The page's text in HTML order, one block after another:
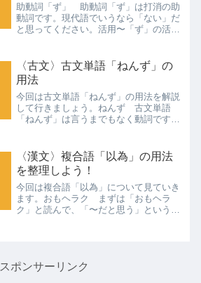
助動詞「ず」 助動詞「ず」は打消の助
動詞です。現代語でいうなら「ない」だ
と思ってください。活用〜「ず」の活
本活用と補助活用があります。通常時は
本活用ですが、補助活用は...
〈古文〉古文単語「ねんず」の
用法
今回は古文単語「ねんず」の用法を解説
して行きましょう。ねんず 古文単語
「ねんず」は言うまでもなく動詞です
す。「念願」なんていう単語ありますよ
ね。こういったことからも「祈る...
〈漢文〉複合語「以為」の用法
を整理しよう！
今回は複合語「以為」について見ていき
ます。おもヘラク まずは「おもヘラ
ク」と読んで、「〜だと思う」という意
スポンサーリンク